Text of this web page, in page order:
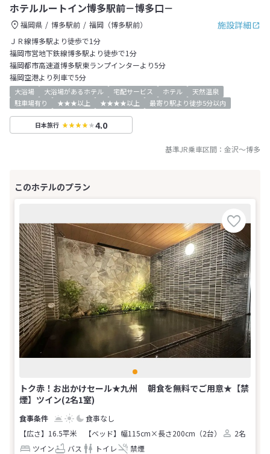
ホテルルートイン博多駅前－博多口－
施設詳細
福岡県 博多駅前
福岡（博多駅前）
ＪＲ線博多駅より徒歩で1分
福岡市営地下鉄線博多駅より徒歩で1分
福岡都市高速道博多駅東ランプインターより5分
福岡空港より列車で5分
大浴場 大浴場があるホテル 宅配サービス ホテル
天然温泉
駐車場有り
★★★以上 ★★★★以上 最寄り駅より徒歩5分以内
日本旅行 4.0
基準JR乗車区間： 金沢～博多
トク赤！お出かけセール★九州 朝食を無料でご用意★【禁
煙】ツイン(2名1室)
食事なし
【広さ】16.5平米
【ベッド】幅115cm×長さ200cm（2台）
2名
ツイン
バス トイレ 禁煙